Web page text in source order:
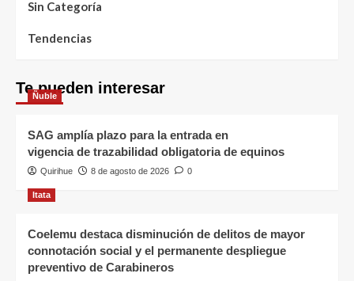
Sin Categoría
Tendencias
Te pueden interesar
Ñuble
SAG amplía plazo para la entrada en
vigencia de trazabilidad obligatoria de equinos
Quirihue 8 de agosto de 2026 0
Itata
Coelemu destaca disminución de delitos de mayor
connotación social y el permanente despliegue
preventivo de Carabineros